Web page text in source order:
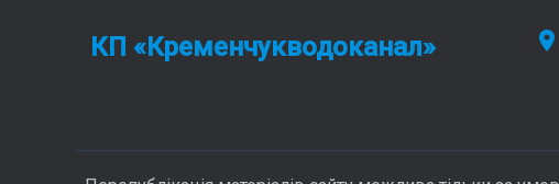
КП «Кременчукводоканал»